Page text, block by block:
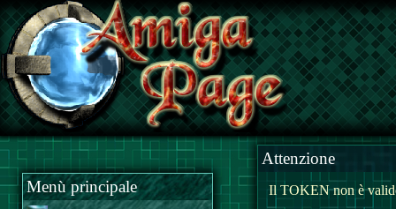
Menù principale
Attenzione
Il TOKEN non è